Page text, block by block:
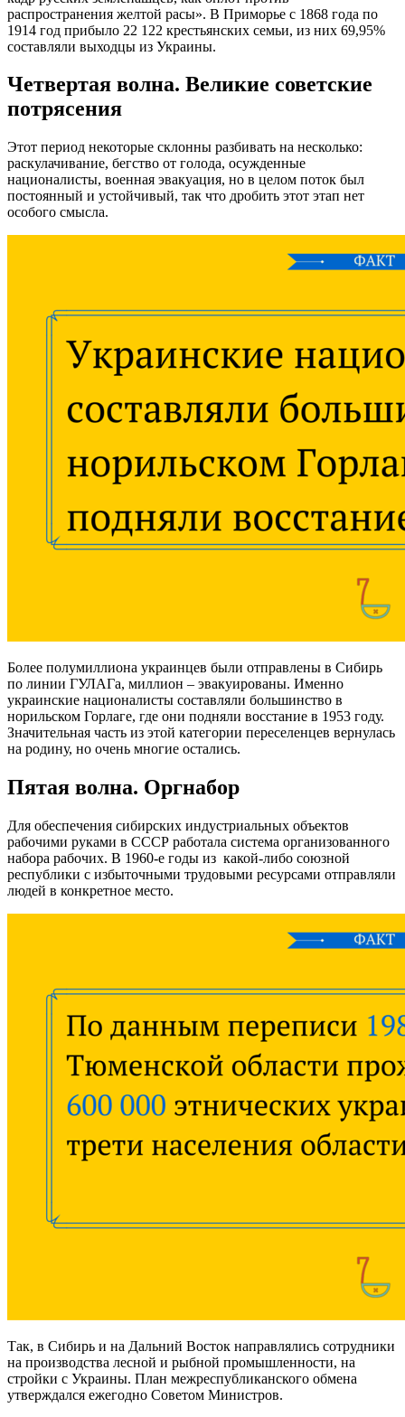
распространения желтой расы». В Приморье с 1868 года по
1914 год прибыло 22 122 крестьянских семьи, из них 69,95%
составляли выходцы из Украины.
Четвертая волна. Великие советские
потрясения
Этот период некоторые склонны разбивать на несколько:
раскулачивание, бегство от голода, осужденные
националисты, военная эвакуация, но в целом поток был
постоянный и устойчивый, так что дробить этот этап нет
особого смысла.
Более полумиллиона украинцев были отправлены в Сибирь
по линии ГУЛАГа, миллион – эвакуированы. Именно
украинские националисты составляли большинство в
норильском Горлаге, где они подняли восстание в 1953 году.
Значительная часть из этой категории переселенцев вернулась
на родину, но очень многие остались.
Пятая волна. Оргнабор
Для обеспечения сибирских индустриальных объектов
рабочими руками в СССР работала система организованного
набора рабочих. В 1960-е годы из какой-либо союзной
республики с избыточными трудовыми ресурсами отправляли
людей в конкретное место.
Так, в Сибирь и на Дальний Восток направлялись сотрудники
на производства лесной и рыбной промышленности, на
стройки с Украины. План межреспубликанского обмена
утверждался ежегодно Советом Министров.